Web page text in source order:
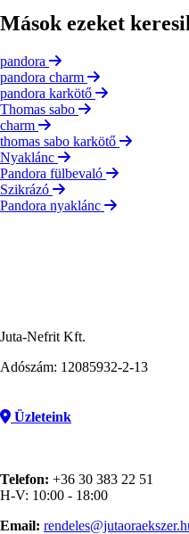
Mások ezeket
pandora
pandora charm
pandora karkötő
Thomas sabo
charm
thomas sabo karkötő
Nyaklánc
Pandora fülbevaló
Szikrázó
Pandora nyaklánc
Juta-Nefrit Kft.
Adószám: 12085932-2-13
Üzleteink
Telefon: +36 30 383 22 51
H-V: 10:00 - 18:00
Email: